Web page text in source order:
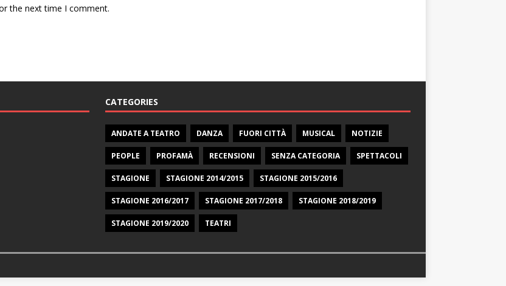
the next time I comment.
CATEGORIES
ANDATE A TEATRO DANZA FUORI CITTÀ MUSICAL NOTIZIE
PEOPLE PROFAMÀ RECENSIONI SENZA CATEGORIA SPETTACOLI
STAGIONE STAGIONE 2014/2015 STAGIONE 2015/2016
STAGIONE 2016/2017 STAGIONE 2017/2018 STAGIONE 2018/2019
STAGIONE 2019/2020 TEATRI